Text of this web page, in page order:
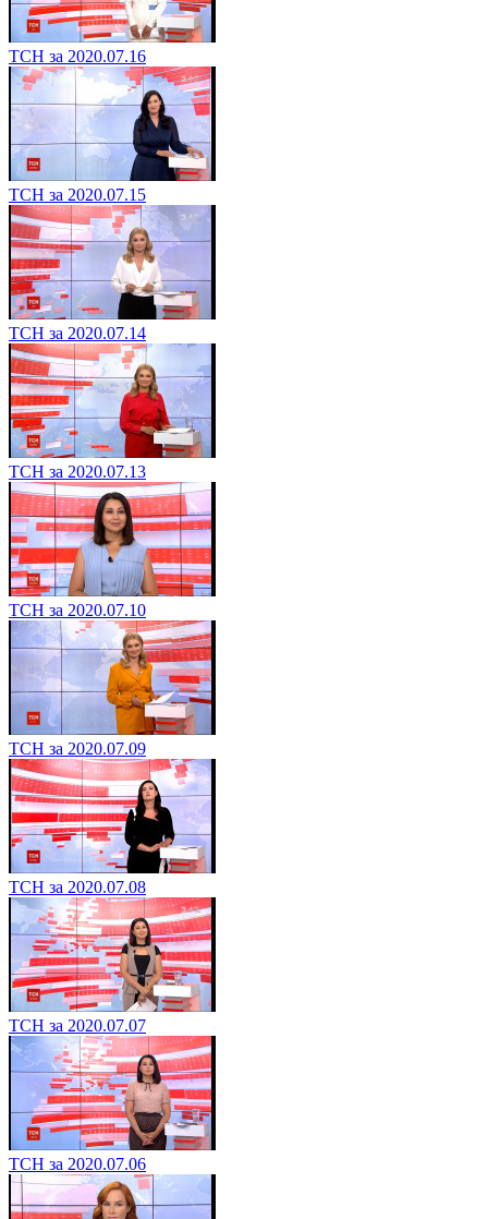
ТСН за 2020.07.16
ТСН за 2020.07.15
ТСН за 2020.07.14
ТСН за 2020.07.13
ТСН за 2020.07.10
ТСН за 2020.07.09
ТСН за 2020.07.08
ТСН за 2020.07.07
ТСН за 2020.07.06